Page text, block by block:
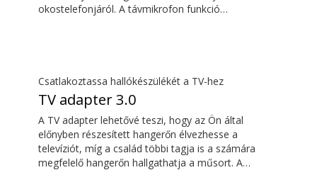
okostelefonjáról. A távmikrofon funkció
Csatlakoztassa hallókészülékét a TV-hez
TV adapter 3.0
A TV adapter lehetővé teszi, hogy az Ön által
előnyben részesített hangerőn élvezhesse a
televíziót, míg a család többi tagja is a számára
megfelelő hangerőn hallgathatja a műsort. A